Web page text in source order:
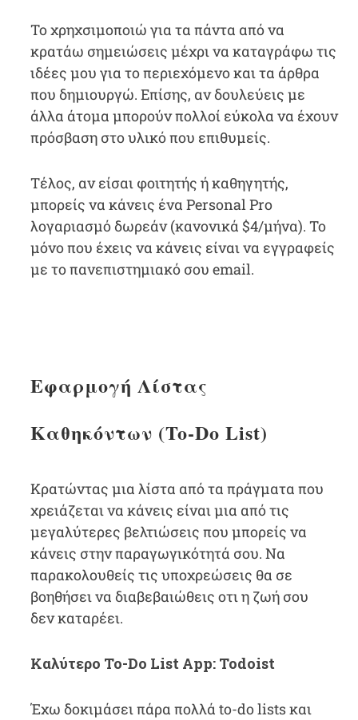
Το χρηχσιμοποιώ για τα πάντα από να
κρατάω σημειώσεις μέχρι να καταγράφω τις
ιδέες μου για το περιεχόμενο και τα άρθρα
που δημιουργώ. Επίσης, αν δουλεύεις με
άλλα άτομα μπορούν πολλοί εύκολα να έχουν
πρόσβαση στο υλικό που επιθυμείς.
Τέλος, αν είσαι φοιτητής ή καθηγητής,
μπορείς να κάνεις ένα Personal Pro
λογαριασμό δωρεάν (κανονικά $4/μήνα). Το
μόνο που έχεις να κάνεις είναι να εγγραφείς
με το πανεπιστημιακό σου email.
Εφαρμογή Λίστας
Καθηκόντων (To-Do List)
Κρατώντας μια λίστα από τα πράγματα που
χρειάζεται να κάνεις είναι μια από τις
μεγαλύτερες βελτιώσεις που μπορείς να
κάνεις στην παραγωγικότητά σου. Να
παρακολουθείς τις υποχρεώσεις θα σε
βοηθήσει να διαβεβαιώθεις οτι η ζωή σου
δεν καταρέει.
Καλύτερο To-Do List App: Todoist
Έχω δοκιμάσει πάρα πολλά to-do lists και